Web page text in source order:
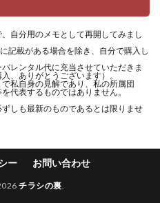
自分用のメモとして再開してみまし
記載がある場合を除き、自分で購入し
レンタル代に充当させていただきま
、ありがとうございます）。
私自身の見解であり、私の所属団
代表するものではありません。
しも最新のものであるとは限りませ
ー お問い合わせ
チラシの裏.